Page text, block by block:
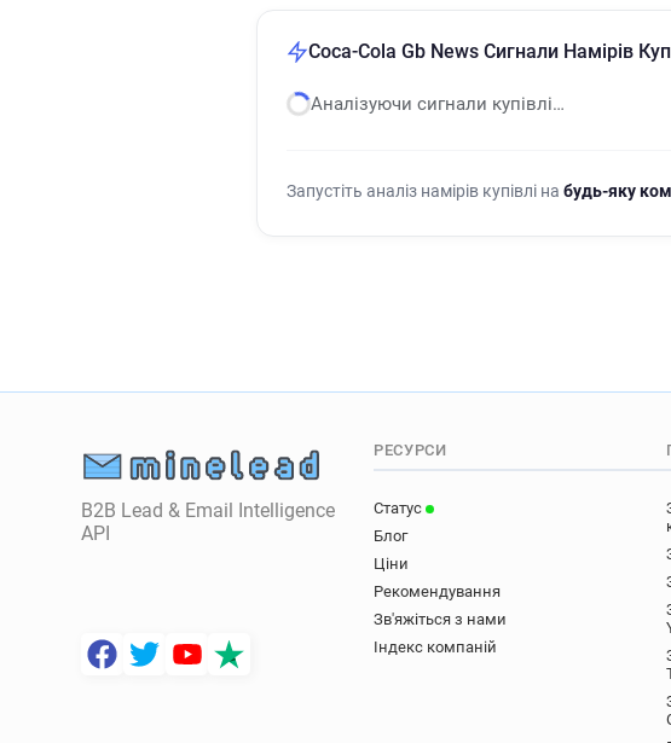
Coca-Cola Gb News Сигнали Намірів
Аналізуючи сигнали купівлі…
Запустіть аналіз намірів купівлі на будь-яку
B2B Lead & Email Intelligence
API
РЕСУРСИ
Статус
Блог
Ціни
Рекомендування
Зв'яжіться з нами
Індекс компаній